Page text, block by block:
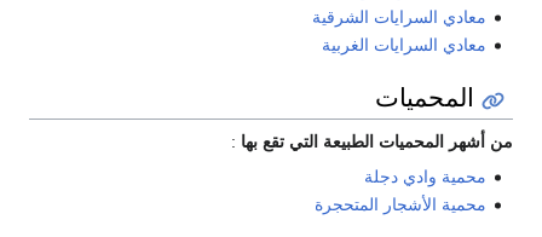
معادي السرايات الشرقية
معادي السرايات الغربية
المحميات
من أشهر المحميات الطبيعة التي تقع بها :
محمية وادي دجلة
محمية الأشجار المتحجرة